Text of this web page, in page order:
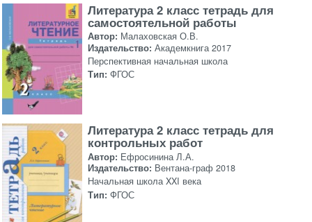
Литература 2 класс тетрадь для
самостоятельной работы
Автор: Малаховская О.В.
Издательство: Академкнига 2017
Перспективная начальная школа
Тип: ФГОС
Литература 2 класс тетрадь для
контрольных работ
Автор: Ефросинина Л.А.
Издательство: Вентана-граф 2018
Начальная школа XXI века
Тип: ФГОС